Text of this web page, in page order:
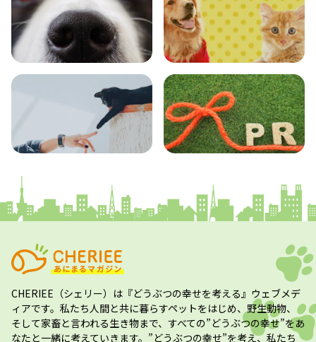
エンタメ クイズ
CHERIEE（シェリー） は『どうぶつの幸せを考える』ウェブメデ
ィアです。私たち人間と共に暮らすペットをはじめ、野生動物、
そして家畜と言われる生き物まで、すべての”どうぶつの幸せ”をあ
なたと一緒に考えていきます。”どうぶつの幸せ”を考え、私たち